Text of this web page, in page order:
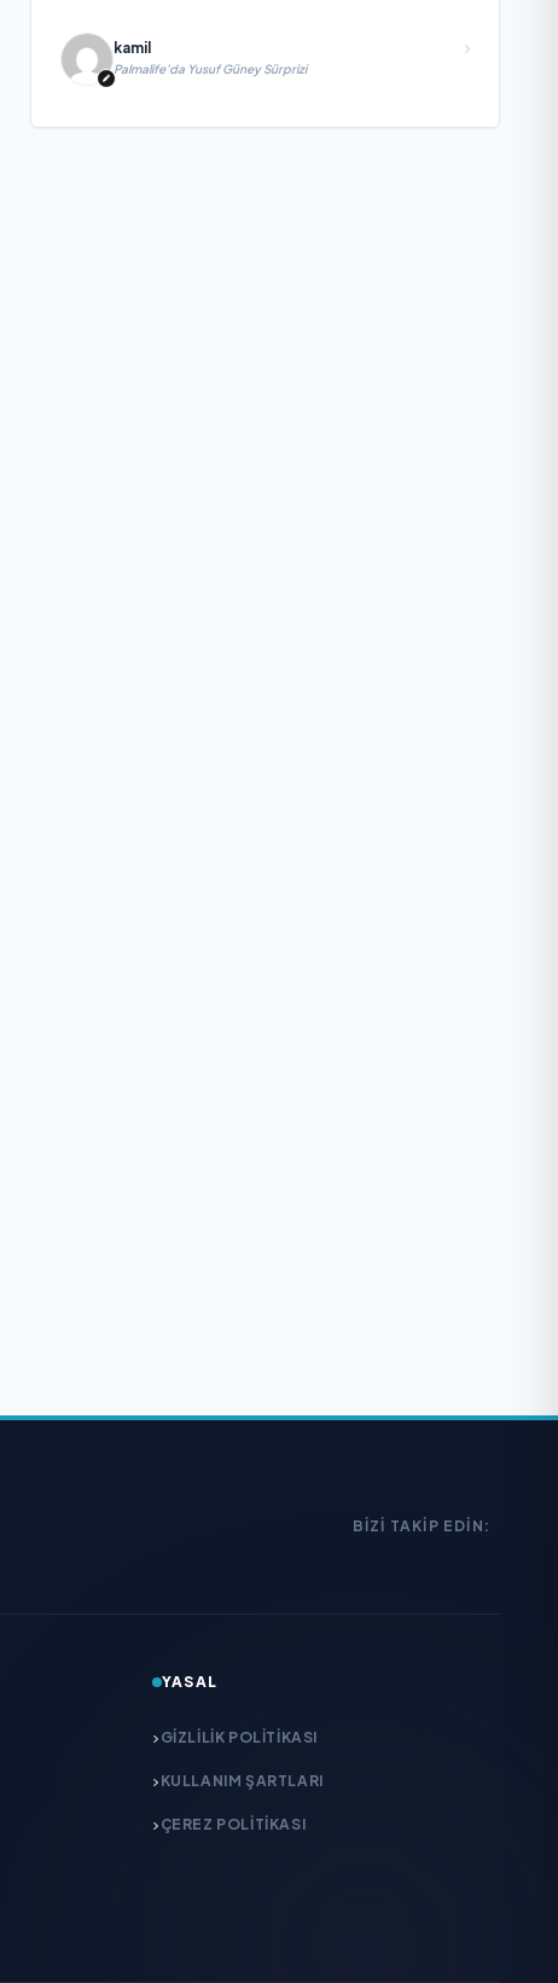
kamil
Palmalife’da Yusuf Güney Sürprizi
BIZI TAKIP EDIN:
YASAL
GIZLILIK POLITIKASI
KULLANIM ŞARTLARI
ÇEREZ POLITIKASI